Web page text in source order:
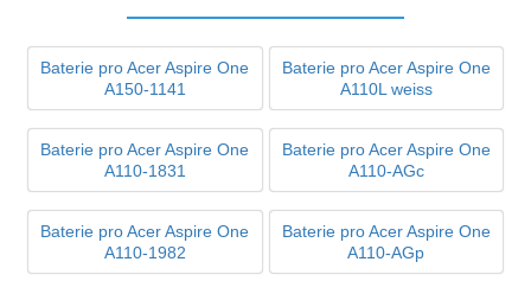
Baterie pro Acer Aspire One
A150-1141
Baterie pro Acer Aspire One
A110L weiss
Baterie pro Acer Aspire One
A110-1831
Baterie pro Acer Aspire One
A110-AGc
Baterie pro Acer Aspire One
A110-1982
Baterie pro Acer Aspire One
A110-AGp